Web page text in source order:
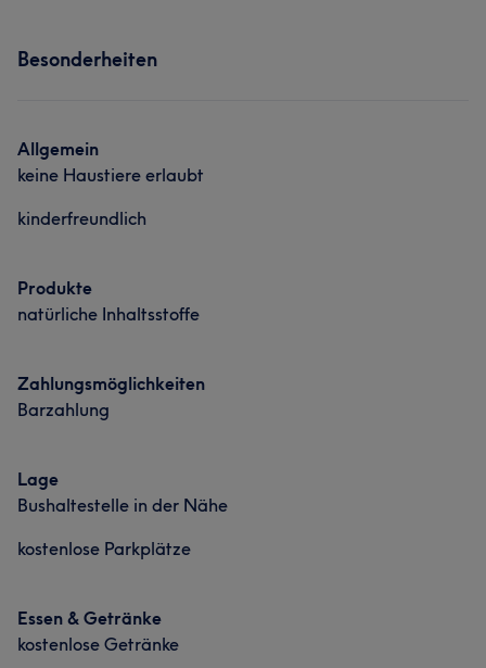
Besonderheiten
Allgemein
keine Haustiere erlaubt
kinderfreundlich
Produkte
natürliche Inhaltsstoffe
Zahlungsmöglichkeiten
Barzahlung
Lage
Bushaltestelle in der Nähe
kostenlose Parkplätze
Essen & Getränke
kostenlose Getränke